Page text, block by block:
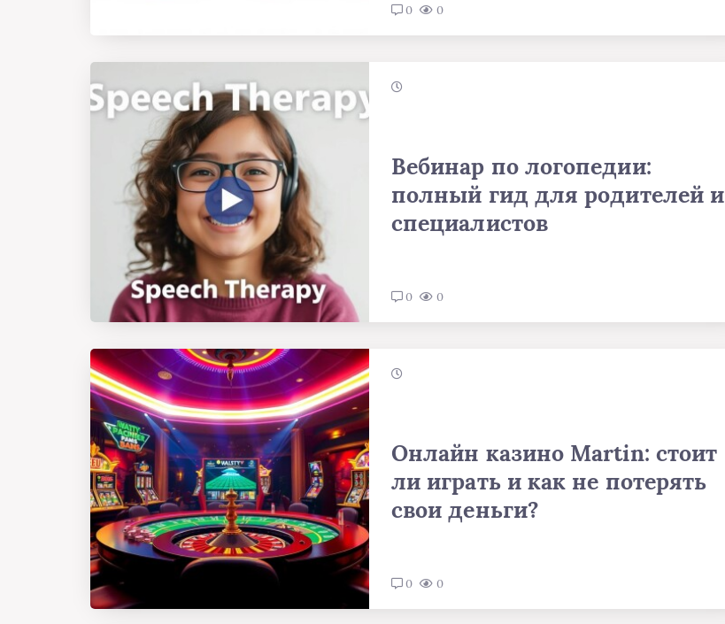
0 0
Вебинар по логопедии:
полный гид для родителей и
специалистов
0 0
Онлайн казино Martin: стоит
ли играть и как не потерять
свои деньги?
0 0